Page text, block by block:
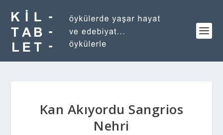
Kan Akıyordu Sangrios
Nehri